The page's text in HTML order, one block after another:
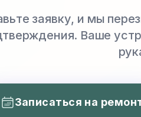
заявку, и мы
Ваше
Записаться на